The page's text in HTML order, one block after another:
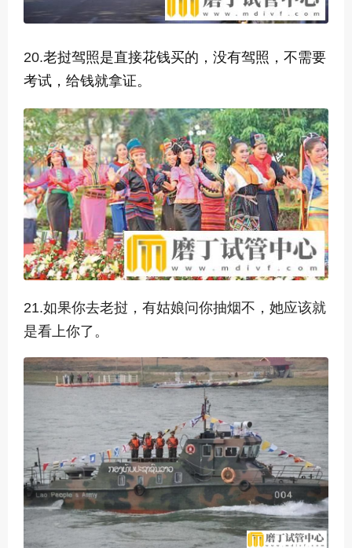
20.老挝驾照是直接花钱买的，没有驾照，不需要
考试，给钱就拿证。
21.如果你去老挝，有姑娘问你抽烟不，她应该就
是看上你了。